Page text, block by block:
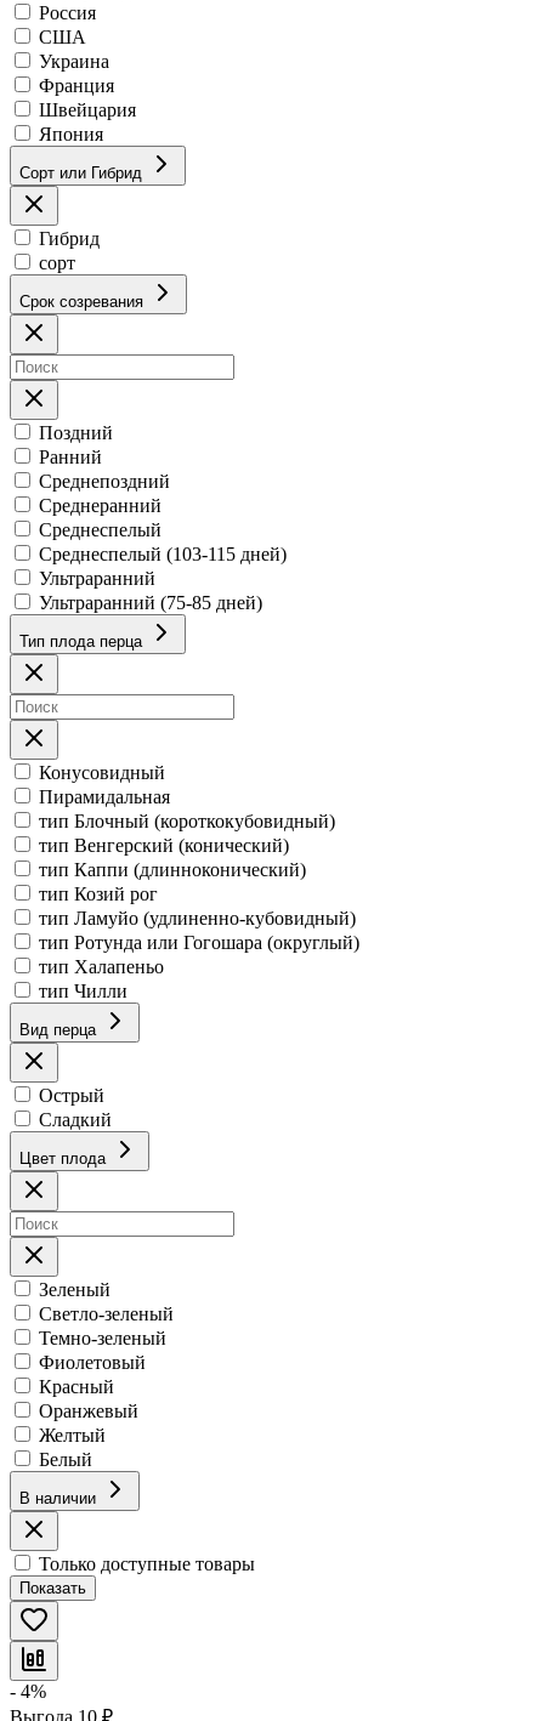
Россия
США
Украина
Франция
Швейцария
Япония
Сорт или Гибрид
Гибрид
сорт
Срок созревания
Поздний
Ранний
Среднепоздний
Среднеранний
Среднеспелый
Среднеспелый (103-115 дней)
Ультраранний
Ультраранний (75-85 дней)
Тип плода перца
Конусовидный
Пирамидальная
тип Блочный (короткокубовидный)
тип Венгерский (конический)
тип Каппи (длинноконический)
тип Козий рог
тип Ламуйо (удлиненно-кубовидный)
тип Ротунда или Гогошара (округлый)
тип Халапеньо
тип Чилли
Вид перца
Острый
Сладкий
Цвет плода
Зеленый
Светло-зеленый
Темно-зеленый
Фиолетовый
Красный
Оранжевый
Желтый
Белый
В наличии
Только доступные товары
Показать
- 4%
Выгода 10 ₽